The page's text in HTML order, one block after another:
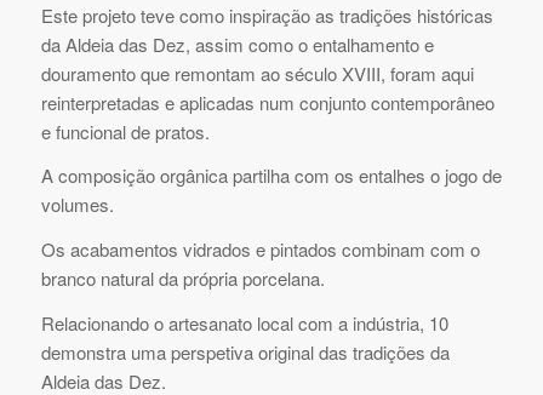
Este projeto teve como inspiração as tradições históricas
da Aldeia das Dez, assim como o entalhamento e
douramento que remontam ao século XVIII, foram aqui
reinterpretadas e aplicadas num conjunto contemporâneo
e funcional de pratos.
A composição orgânica partilha com os entalhes o jogo de
volumes.
Os acabamentos vidrados e pintados combinam com o
branco natural da própria porcelana.
Relacionando o artesanato local com a indústria, 10
demonstra uma perspetiva original das tradições da
Aldeia das Dez.